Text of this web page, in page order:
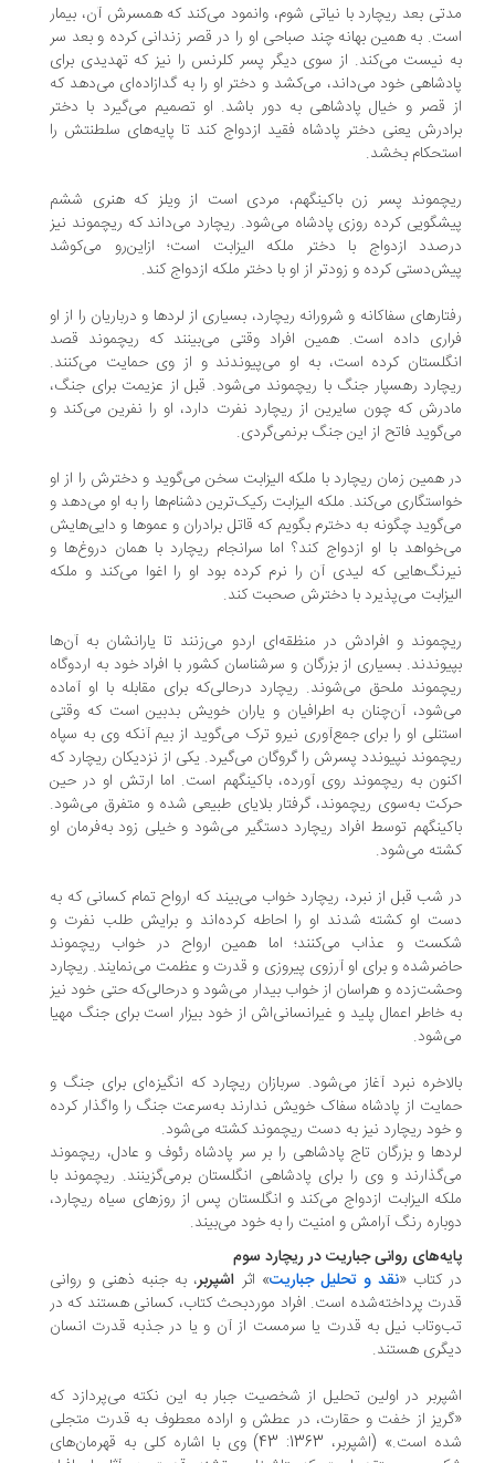
بعد ریچارد با نیاتی شوم، وانمود می‌کند که همسرش آن، بیمار
به همین بهانه چند صباحی او را در قصر زندانی کرده و بعد سر
نیست می‌کند. از سوی دیگر پسر کلرنس را نیز که تهدیدی برای
خود می‌داند، می‌کشد و دختر او را به گدازاده‌ای می‌دهد که
قصر و خیال پادشاهی به دور باشد. او تصمیم می‌گیرد با دختر
یعنی دختر پادشاه فقید ازدواج کند تا پایه‌های سلطنتش را
بخشد.
پسر زن باکینگهم، مردی است از ویلز که هنری ششم
کرده روزی پادشاه می‌شود. ریچارد می‌داند که ریچموند نیز
ازدواج با دختر ملکه الیزابت است؛ ازاین‌رو می‌کوشد
کرده و زودتر از او با دختر ملکه ازدواج کند.
سفاکانه و شرورانه ریچارد، بسیاری از لردها و درباریان را از او
داده است. همین افراد وقتی می‌بینند که ریچموند قصد
کرده است، به او می‌پیوندند و از وی حمایت می‌کنند.
رهسپار جنگ با ریچموند می‌شود. قبل از عزیمت برای جنگ،
که چون سایرین از ریچارد نفرت دارد، او را نفرین می‌کند و
فاتح از این جنگ برنمی‌گردی.
همین زمان ریچارد با ملکه الیزابت سخن می‌گوید و دخترش را از او
می‌کند. ملکه الیزابت رکیک‌ترین دشنام‌ها را به او می‌دهد و
چگونه به دخترم بگویم که قاتل برادران و عموها و دایی‌هایش
با او ازدواج کند؟ اما سرانجام ریچارد با همان دروغ‌ها و
که لیدی آن را نرم کرده بود او را اغوا می‌کند و ملکه
می‌پذیرد با دخترش صحبت کند.
و افرادش در منظقه‌ای اردو می‌زنند تا یارانشان به آن‌ها
بسیاری از بزرگان و سرشناسان کشور با افراد خود به اردوگاه
ملحق می‌شوند. ریچارد درحالی‌که برای مقابله با او آماده
آن‌چنان به اطرافیان و یاران خویش بدبین است که وقتی
او را برای جمع‌آوری نیرو ترک می‌گوید از بیم آنکه وی به سپاه
نپیوندد پسرش را گروگان می‌گیرد. یکی از نزدیکان ریچارد که
به ریچموند روی آورده، باکینگهم است. اما ارتش او در حین
به‌سوی ریچموند، گرفتار بلایای طبیعی شده و متفرق می‌شود.
توسط افراد ریچارد دستگیر می‌شود و خیلی زود به‌فرمان او
می‌شود.
شب قبل از نبرد، ریچارد خواب می‌بیند که ارواح تمام کسانی که به
او کشته شدند او را احاطه کرده‌اند و برایش طلب نفرت و
و عذاب می‌کنند؛ اما همین ارواح در خواب ریچموند
و برای او آرزوی پیروزی و قدرت و عظمت می‌نمایند. ریچارد
و هراسان از خواب بیدار می‌شود و درحالی‌که حتی خود نیز
خاطر اعمال پلید و غیرانسانی‌اش از خود بیزار است برای جنگ مهیا
نبرد آغاز می‌شود. سربازان ریچارد که انگیزه‌ای برای جنگ و
از پادشاه سفاک خویش ندارند به‌سرعت جنگ را واگذار کرده
ریچارد نیز به دست ریچموند کشته می‌شود.
و بزرگان تاج پادشاهی را بر سر پادشاه رئوف و عادل، ریچموند
و وی را برای پادشاهی انگلستان برمی‌گزینند. ریچموند با
الیزابت ازدواج می‌کند و انگلستان پس از روزهای سیاه ریچارد،
رنگ آرامش و امنیت را به خود می‌بیند.
روانی جباریت در ریچارد سوم
کتاب «نقد و تحلیل جباریت» اثراشپربر ، به جنبه ذهنی و روانی
پرداخته‌شده است. افراد موردبحث کتاب، کسانی هستند که در
نیل به قدرت یا سرمست از آن و یا در جذبه قدرت انسان
هستند.
در اولین تحلیل از شخصیت جبار به این نکته می‌پردازد که
از خفت و حقارت، در عطش و اراده معطوف به قدرت متجلی
شده است.» (اشپربر، 1363: 43) وی با اشاره کلی به قهرمان‌های